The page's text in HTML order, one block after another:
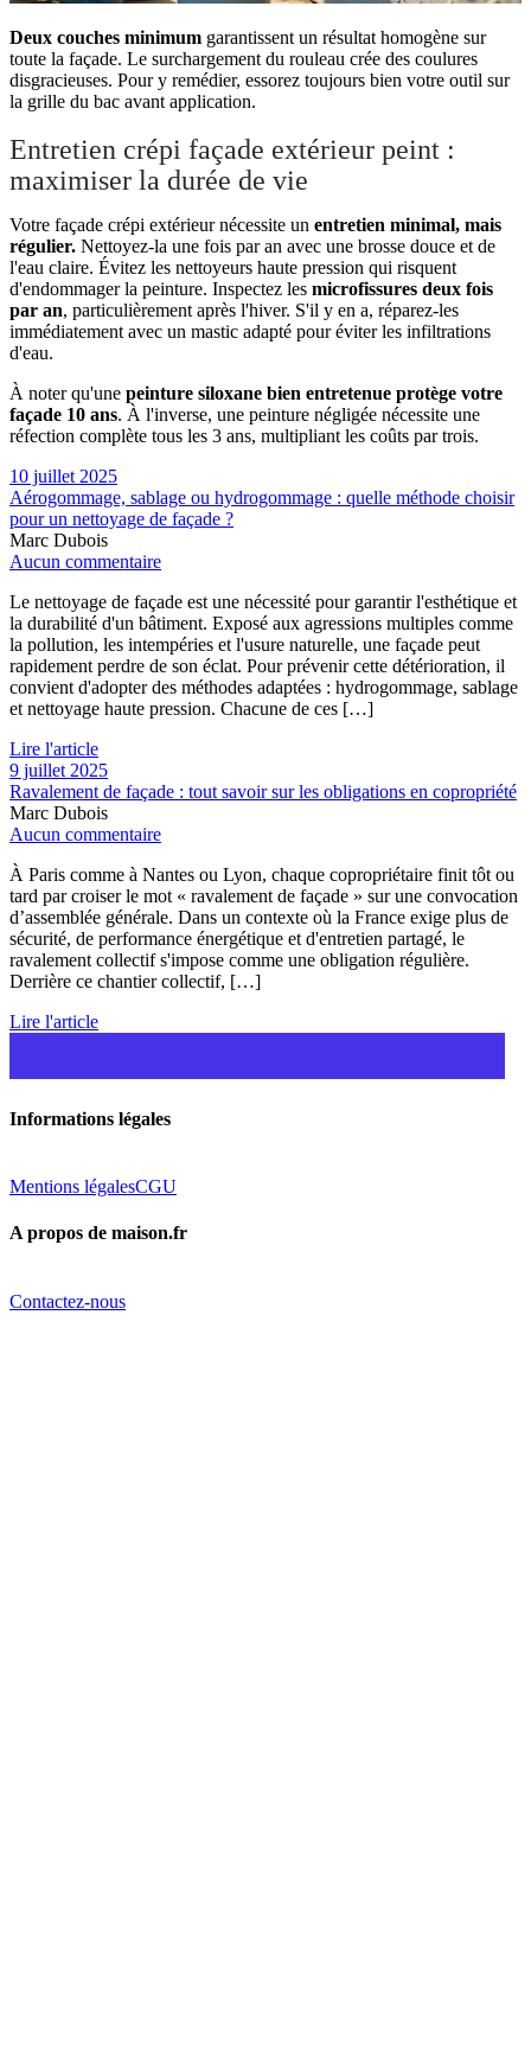
Deux couches minimum garantissent un résultat homogène sur
toute la façade. Le surchargement du rouleau crée des coulures
disgracieuses. Pour y remédier, essorez toujours bien votre outil sur
la grille du bac avant application.
Entretien crépi façade extérieur peint :
maximiser la durée de vie
Votre façade crépi extérieur nécessite un entretien minimal, mais
régulier. Nettoyez-la une fois par an avec une brosse douce et de
l'eau claire. Évitez les nettoyeurs haute pression qui risquent
d'endommager la peinture. Inspectez les microfissures deux fois
par an, particulièrement après l'hiver. S'il y en a, réparez-les
immédiatement avec un mastic adapté pour éviter les infiltrations
d'eau.
À noter qu'une peinture siloxane bien entretenue protège votre
façade 10 ans. À l'inverse, une peinture négligée nécessite une
réfection complète tous les 3 ans, multipliant les coûts par trois.
10 juillet 2025
Aérogommage, sablage ou hydrogommage : quelle méthode choisir
pour un nettoyage de façade ?
Marc Dubois
Aucun commentaire
Le nettoyage de façade est une nécessité pour garantir l'esthétique et
la durabilité d'un bâtiment. Exposé aux agressions multiples comme
la pollution, les intempéries et l'usure naturelle, une façade peut
rapidement perdre de son éclat. Pour prévenir cette détérioration, il
convient d'adopter des méthodes adaptées : hydrogommage, sablage
et nettoyage haute pression. Chacune de ces […]
Lire l'article
9 juillet 2025
Ravalement de façade : tout savoir sur les obligations en copropriété
Marc Dubois
Aucun commentaire
À Paris comme à Nantes ou Lyon, chaque copropriétaire finit tôt ou
tard par croiser le mot « ravalement de façade » sur une convocation
d’assemblée générale. Dans un contexte où la France exige plus de
sécurité, de performance énergétique et d'entretien partagé, le
ravalement collectif s'impose comme une obligation régulière.
Derrière ce chantier collectif, […]
Lire l'article
Informations légales
Mentions légalesCGU
A propos de maison.fr
Contactez-nous